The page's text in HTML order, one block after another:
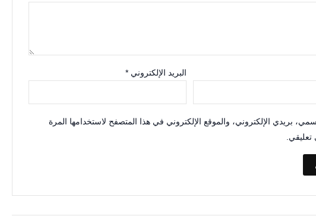
البريد الإلكتروني *
بريدي الإلكتروني، والموقع الإلكتروني في هذا المتصفح لاستخدامها المرة
تعليقي.